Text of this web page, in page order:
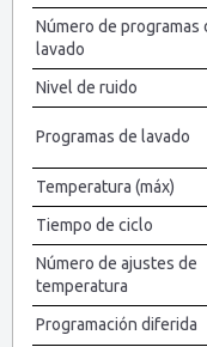
Número de programas
lavado
Nivel de ruido
Programas de lavado
Temperatura (máx)
Tiempo de ciclo
Número de ajustes de
temperatura
Programación diferida